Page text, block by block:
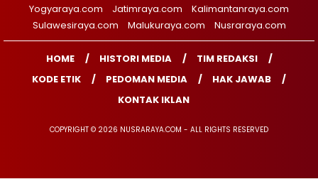
Yogyaraya.com
Jatimraya.com
Kalimantanraya.com
Sulawesiraya.com
Malukuraya.com Nusraraya.com
HOME HISTORI MEDIA
TIM REDAKSI
KODE ETIK
PEDOMAN MEDIA
HAK JAWAB
KONTAK IKLAN
COPYRIGHT © 2026 NUSRARAYA.COM - ALL RIGHTS RESERVED